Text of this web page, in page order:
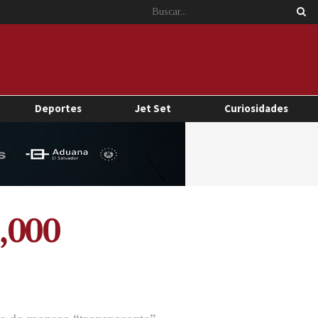
Deportes Jet Set Curiosidades